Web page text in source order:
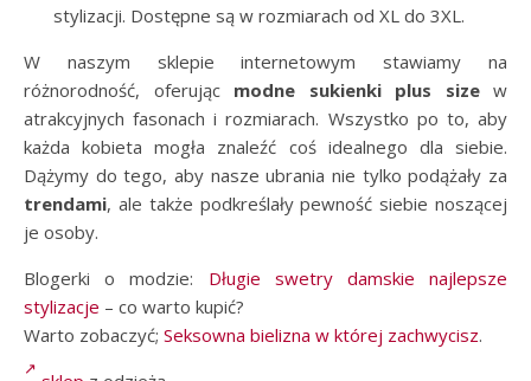
stylizacji. Dostępne są w rozmiarach od XL do 3XL.
W naszym sklepie internetowym stawiamy na
różnorodność, oferując modne sukienki plus sizew
atrakcyjnych fasonach i rozmiarach. Wszystko po to, aby
każda kobieta mogła znaleźć coś idealnego dla siebie.
Dążymy do tego, aby nasze ubrania nie tylko podążały za
trendami, ale także podkreślały pewność siebie noszącej
je osoby.
Blogerki o modzie: Długie swetry damskie najlepsze
stylizacje – co warto kupić?
Warto zobaczyć; Seksowna bielizna w której zachwycisz.